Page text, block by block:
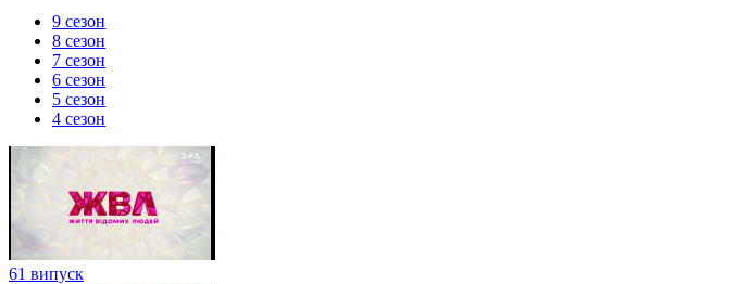
9 сезон
8 сезон
7 сезон
6 сезон
5 сезон
4 сезон
61 випуск